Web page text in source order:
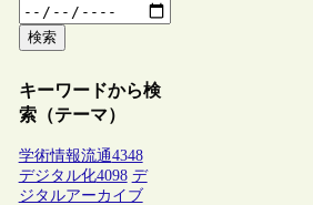
検索
キーワードから検
索（テーマ）
学術情報流通4348
デジタル化4098 デ
ジタルアーカイブ